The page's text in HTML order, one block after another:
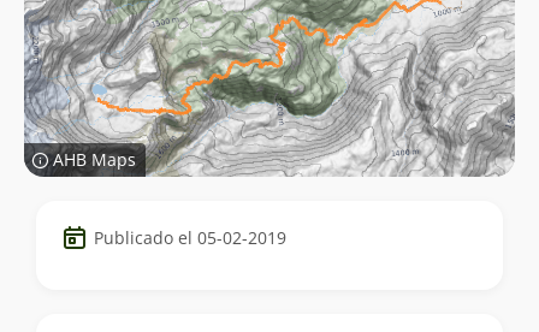
AHB Maps
Datos
del Publicado el 05-02-2019